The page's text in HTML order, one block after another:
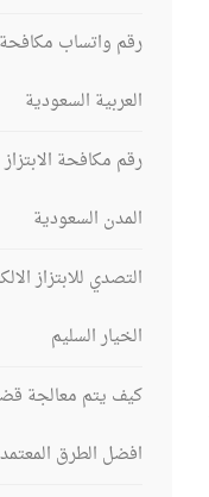
رقم واتساب مكافحة
العربية السعودية
رقم مكافحة
المدن السعودية
التصدي للابتزاز
الخيار السليم
كيف يتم معالجة
افضل الطرق